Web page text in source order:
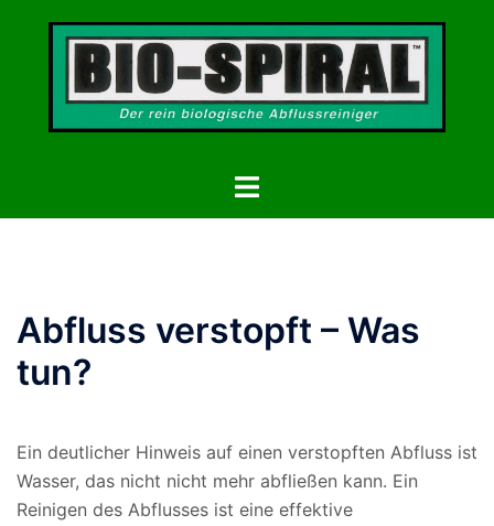
Menü
Abfluss verstopft – Was
tun?
Ein deutlicher Hinweis auf einen verstopften Abfluss ist
Wasser, das nicht nicht mehr abfließen kann. Ein
Reinigen des Abflusses ist eine effektive